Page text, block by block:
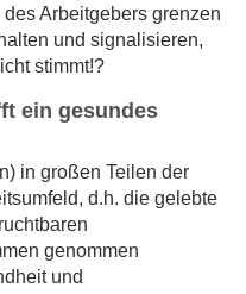
Arbeitgebers grenzen
und signalisieren,
stimmt!?
ein gesundes
in großen Teilen der
d.h. die gelebte
genommen
und